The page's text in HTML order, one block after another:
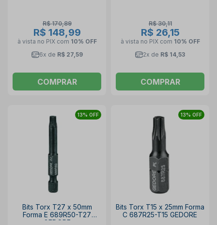
R$ 170,89
R$ 148,99
à vista no PIX com 10% OFF
6x de R$ 27,59
COMPRAR
R$ 30,11
R$ 26,15
à vista no PIX com 10% OFF
2x de R$ 14,53
COMPRAR
13% OFF
Bits Torx T27 x 50mm
Forma E 689R50-T27
GEDORE
13% OFF
Bits Torx T15 x 25mm Forma
C 687R25-T15 GEDORE